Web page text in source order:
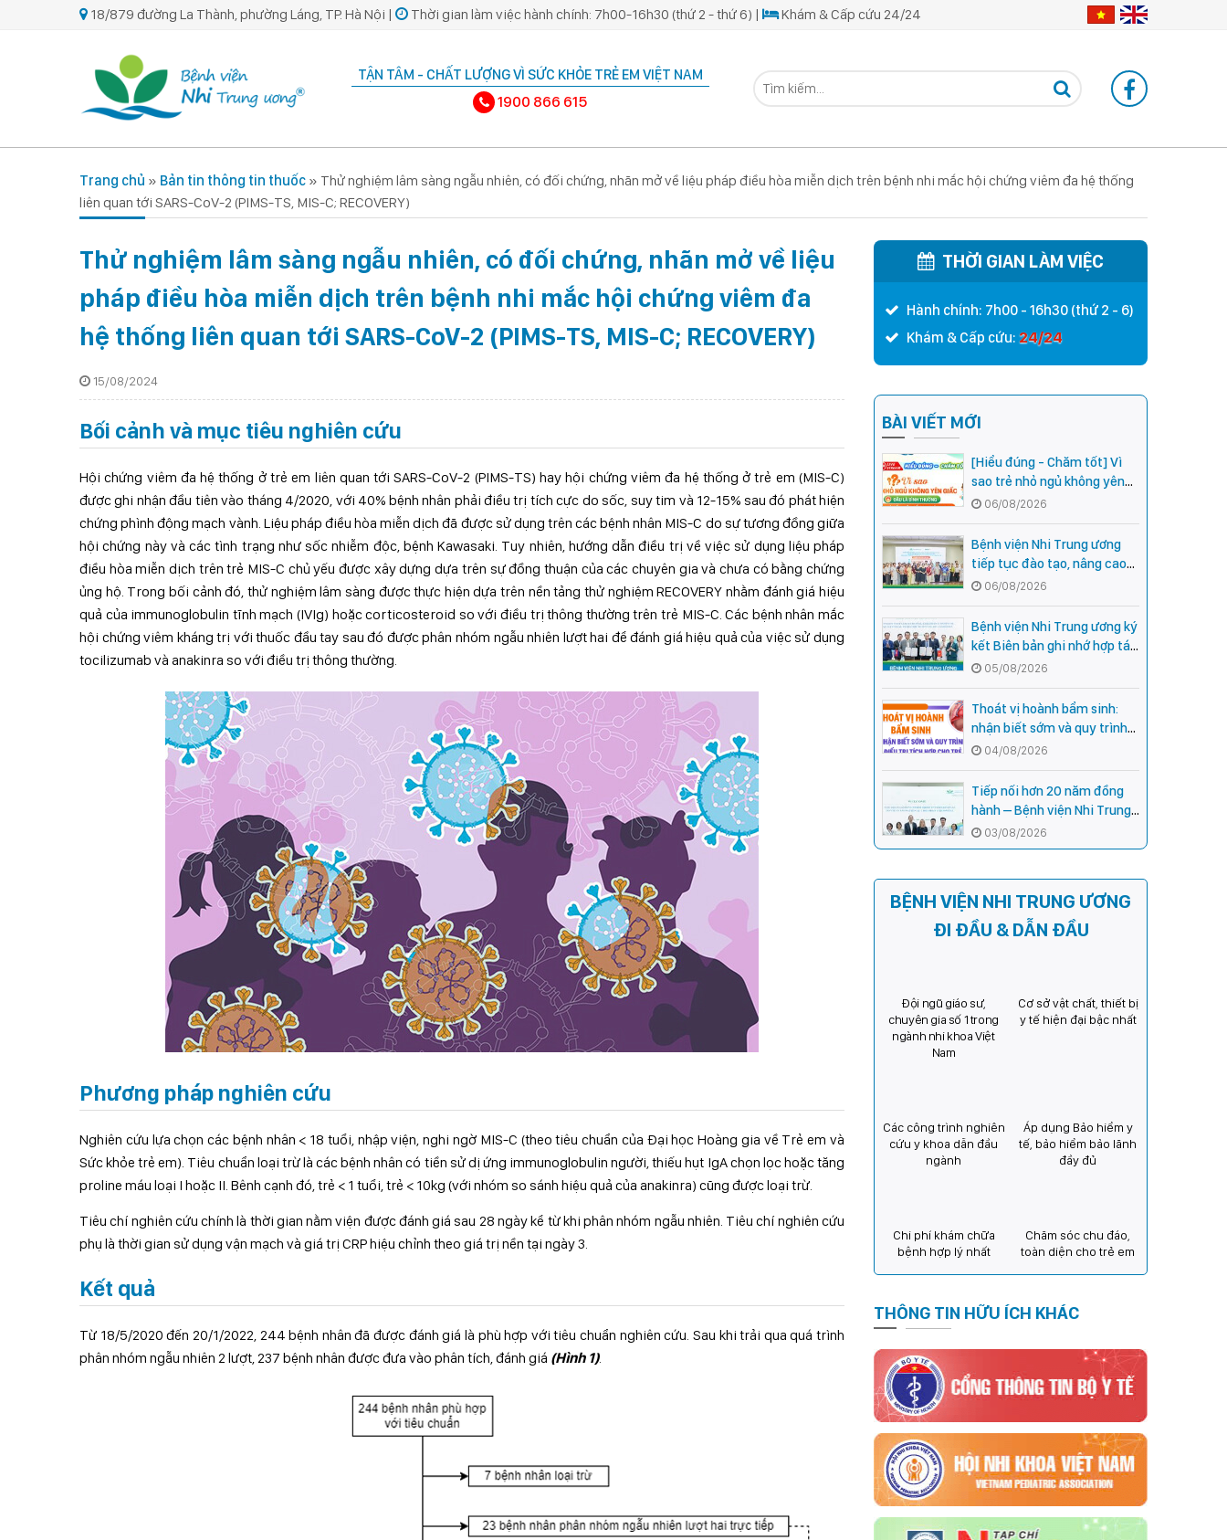
18/879 đường La Thành, phường Láng, TP. Hà Nội | Thời gian làm việc hành chính: 7h00-16h30 (thứ 2 - thứ 6) | Khám & Cấp cứu 24/24
TẬN TÂM - CHẤT LƯỢNG VÌ SỨC KHỎE TRẺ EM VIỆT NAM
1900 866 615
Trang chủ » Bản tin thông tin thuốc » Thử nghiệm lâm sàng ngẫu nhiên, có đối chứng, nhãn mở về liệu pháp điều hòa miễn dịch trên bệnh nhi mắc hội chứng viêm đa hệ thống
liên quan tới SARS-CoV-2 (PIMS-TS, MIS-C; RECOVERY)
Thử nghiệm lâm sàng ngẫu nhiên, có đối chứng, nhãn mở về liệu
pháp điều hòa miễn dịch trên bệnh nhi mắc hội chứng viêm đa
hệ thống liên quan tới SARS-CoV-2 (PIMS-TS, MIS-C; RECOVERY)
15/08/2024
Bối cảnh và mục tiêu nghiên cứu
Hội chứng viêm đa hệ thống ở trẻ em liên quan tới SARS-CoV-2 (PIMS-TS) hay hội chứng viêm đa hệ thống ở trẻ em (MIS-C)
được ghi nhận đầu tiên vào tháng 4/2020, với 40% bệnh nhân phải điều trị tích cực do sốc, suy tim và 12-15% sau đó phát hiện
chứng phình động mạch vành. Liệu pháp điều hòa miễn dịch đã được sử dụng trên các bệnh nhân MIS-C do sự tương đồng giữa
hội chứng này và các tình trạng như sốc nhiễm độc, bệnh Kawasaki. Tuy nhiên, hướng dẫn điều trị về việc sử dụng liệu pháp
điều hòa miễn dịch trên trẻ MIS-C chủ yếu được xây dựng dựa trên sự đồng thuận của các chuyên gia và chưa có bằng chứng
ủng hộ. Trong bối cảnh đó, thử nghiệm lâm sàng được thực hiện dựa trên nền tảng thử nghiệm RECOVERY nhằm đánh giá hiệu
quả của immunoglobulin tĩnh mạch (IVIg) hoặc corticosteroid so với điều trị thông thường trên trẻ MIS-C. Các bệnh nhân mắc
hội chứng viêm kháng trị với thuốc đầu tay sau đó được phân nhóm ngẫu nhiên lượt hai để đánh giá hiệu quả của việc sử dụng
tocilizumab và anakinra so với điều trị thông thường.
Phương pháp nghiên cứu
Nghiên cứu lựa chọn các bệnh nhân < 18 tuổi, nhập viện, nghi ngờ MIS-C (theo tiêu chuẩn của Đại học Hoàng gia về Trẻ em và
Sức khỏe trẻ em). Tiêu chuẩn loại trừ là các bệnh nhân có tiền sử dị ứng immunoglobulin người, thiếu hụt IgA chọn lọc hoặc tăng
proline máu loại I hoặc II. Bênh cạnh đó, trẻ < 1 tuổi, trẻ < 10kg (với nhóm so sánh hiệu quả của anakinra) cũng được loại trừ.
Tiêu chí nghiên cứu chính là thời gian nằm viện được đánh giá sau 28 ngày kể từ khi phân nhóm ngẫu nhiên. Tiêu chí nghiên cứu
phụ là thời gian sử dụng vận mạch và giá trị CRP hiệu chỉnh theo giá trị nền tại ngày 3.
Kết quả
Từ 18/5/2020 đến 20/1/2022, 244 bệnh nhân đã được đánh giá là phù hợp với tiêu chuẩn nghiên cứu. Sau khi trải qua quá trình
phân nhóm ngẫu nhiên 2 lượt, 237 bệnh nhân được đưa vào phân tích, đánh giá (Hình 1).
THỜI GIAN LÀM VIỆC
Hành chính: 7h00 - 16h30 (thứ 2 - 6)
Khám & Cấp cứu: 24/24
BÀI VIẾT MỚI
[Hiểu đúng - Chăm tốt] Vì
sao trẻ nhỏ ngủ không yên
giấc - Đâu là bình thường,
đâu là dấu hiệu cần đi khám
ngay?
06/08/2026
Bệnh viện Nhi Trung ương
tiếp tục đào tạo, nâng cao
năng lực khám, chữa bệnh
Nhi khoa cho cán bộ y tế tại
các tỉnh miền núi phía Bắc
06/08/2026
Bệnh viện Nhi Trung ương ký
kết Biên bản ghi nhớ hợp tác
với Bệnh viện Nhi Quốc gia
Campuchia
05/08/2026
Thoát vị hoành bẩm sinh:
nhận biết sớm và quy trình
điều trị tích hợp cho trẻ -
chia sẻ từ các chuyên gia
hàng đầu của Bệnh Viện Nhi
Trung ương
04/08/2026
Tiếp nối hơn 20 năm đồng
hành – Bệnh viện Nhi Trung
ương và Tổ chức Orbis (Hoa
Kỳ) tăng cường hợp tác, mở
03/08/2026
BỆNH VIỆN NHI TRUNG ƯƠNG
ĐI ĐẦU & DẪN ĐẦU
Đội ngũ giáo sư,
chuyên gia số 1 trong
ngành nhi khoa Việt
Nam
Cơ sở vật chất, thiết bị
y tế hiện đại bậc nhất
Các công trình nghiên
cứu y khoa dẫn đầu
ngành
Áp dụng Bảo hiểm y
tế, bảo hiểm bảo lãnh
đầy đủ
Chi phí khám chữa
bệnh hợp lý nhất
Chăm sóc chu đáo,
toàn diện cho trẻ em
THÔNG TIN HỮU ÍCH KHÁC